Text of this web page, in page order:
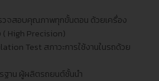
วจสอบคุณภาพทุกขั้นตอน ด้วยเครื่อง
( High Precision)
Test สภาวะการใช้งานในรถด้วย
ฐาน ผู้ผลิตรถยนต์ชั้นนำ